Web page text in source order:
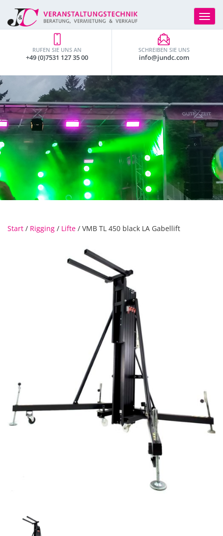
Toggle
SCHREIBEN SIE UNS
info@jundc.com
RUFEN SIE UNS AN
+49 (0)7531 127 35 00
Start / Rigging / Lifte / VMB TL 450 black LA Gabellift